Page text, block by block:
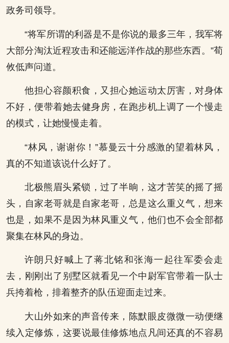
政务司领导。
“将军所谓的利器是不是你说的最多三年，我军将
大部分淘汰近程攻击和还能远洋作战的那些东西。”荀
攸低声问道。
他担心容颜积食，又担心她运动太厉害，对身体
不好，便带着她去健身房，在跑步机上调了一个慢走
的模式，让她慢慢走着。
“林风，谢谢你！”慕曼云十分感激的望着林风，
真的不知道该说什么好了。
北极熊眉头紧锁，过了半晌，这才苦笑的摇了摇
头，自家老哥就是自家老哥，总是这么重义气，想来
也是，如果不是因为林风重义气，他们也不会全部都
聚集在林风的身边。
许朗只好喊上了蒋北铭和张海一起往军委会走
去，刚刚出了别墅区就看见一个中尉军官带着一队士
兵挎着枪，排着整齐的队伍迎面走过来。
大山外如来的声音传来，陈默眼皮微微一动便继
续入定修炼，这要说最佳修炼地点凡间还真的不容易